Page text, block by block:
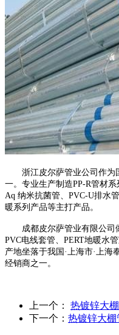
浙江皮尔萨管业公司作为
一。专业生产制造PP-R管材系
Aq 纳米抗菌管、PVC-U排水
暖系列产品等主打产品。
成都皮尔萨管业有限公司做
PVC电线套管、PERT地暖水
产地坐落于我国·上海市·上海
经销商之一。
上一个： 热镀锌大
下一个： 热镀锌大棚